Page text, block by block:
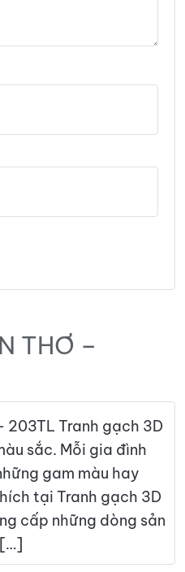
THƠ –
203TL Tranh gạch 3D
sắc. Mỗi gia đình
gam màu hay
tại Tranh gạch 3D
cấp những dòng sản